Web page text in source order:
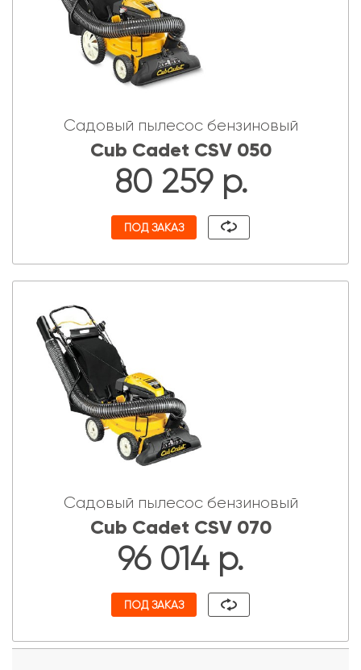
Садовый пылесос бензиновый
Cub Cadet CSV 050
80 259 р.
ПОД ЗАКАЗ
Садовый пылесос бензиновый
Cub Cadet CSV 070
96 014 р.
ПОД ЗАКАЗ